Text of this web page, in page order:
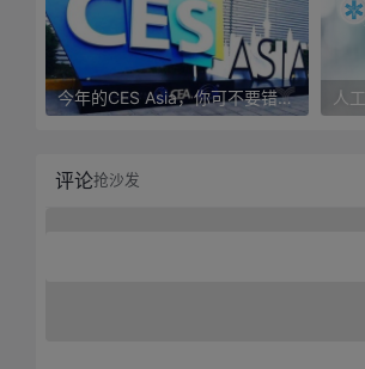
今年的CES Asia，你可不要错过这些自动驾驶看点
评论抢沙发